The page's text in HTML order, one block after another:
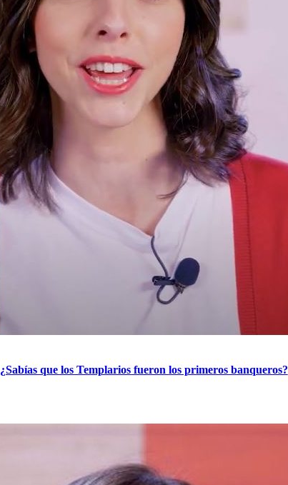
¿Sabías que los Templarios fueron los primeros banqueros?